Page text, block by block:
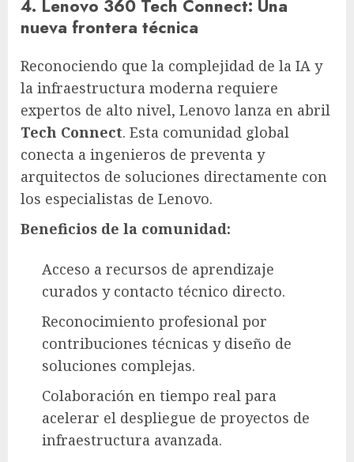
4. Lenovo 360 Tech Connect: Una
nueva frontera técnica
Reconociendo que la complejidad de la IA y
la infraestructura moderna requiere
expertos de alto nivel, Lenovo lanza en abril
Tech Connect. Esta comunidad global
conecta a ingenieros de preventa y
arquitectos de soluciones directamente con
los especialistas de Lenovo.
Beneficios de la comunidad:
Acceso a recursos de aprendizaje
curados y contacto técnico directo.
Reconocimiento profesional por
contribuciones técnicas y diseño de
soluciones complejas.
Colaboración en tiempo real para
acelerar el despliegue de proyectos de
infraestructura avanzada.